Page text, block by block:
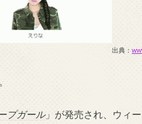
出典：
プガール」が発売され、ウィ